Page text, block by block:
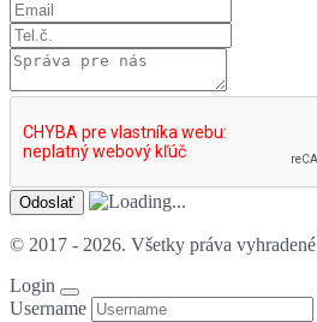
© 2017 - 2026. Všetky práva vyhradené
Login
Username